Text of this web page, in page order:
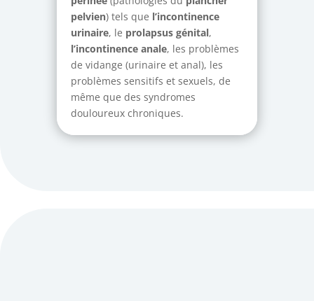
pelvien) tels que l’incontinence
urinaire, le prolapsus génital,
l’incontinence anale, les problèmes
de vidange (urinaire et anal), les
problèmes sensitifs et sexuels, de
même que des syndromes
douloureux chroniques.